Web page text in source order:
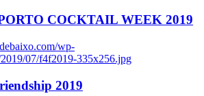
COCKTAIL WEEK 2019
wp-
07/f4f2019-335x256.jpg
2019